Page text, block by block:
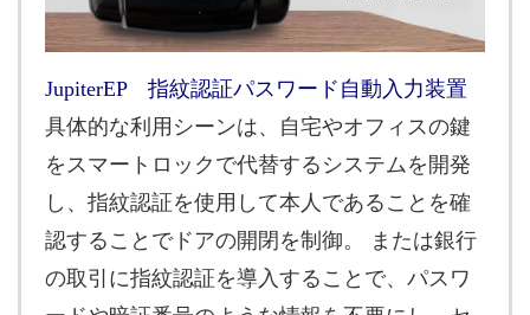
JupiterEP 指紋認証パスワード自動入力装置
具体的な利用シーンは、自宅やオフィスの鍵
をスマートロックで代替するシステムを開発
し、指紋認証を使用して本人であることを確
認することでドアの開閉を制御。 または銀行
の取引に指紋認証を導入することで、パスワ